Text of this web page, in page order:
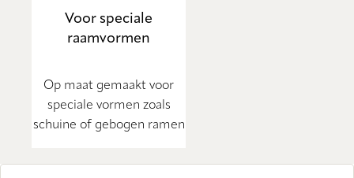
Voor speciale
raamvormen
Op maat gemaakt voor
speciale vormen zoals
schuine of gebogen ramen